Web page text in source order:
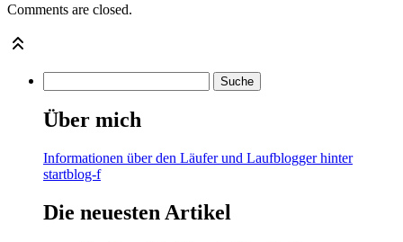
Comments are closed.
Über mich
Informationen über den Läufer und Laufblogger hinter
startblog-f
Die neuesten Artikel